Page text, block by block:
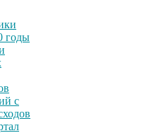
годы
с